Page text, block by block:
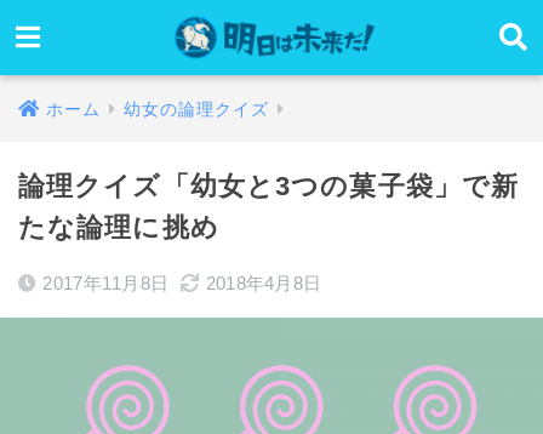
ホーム 幼女の論理クイズ
論理クイズ「幼女と3つの菓子袋」で新
たな論理に挑め
2017年11月8日 2018年4月8日